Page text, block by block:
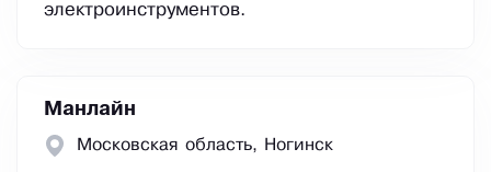
электроинструментов.
Манлайн
Московская область, Ногинск